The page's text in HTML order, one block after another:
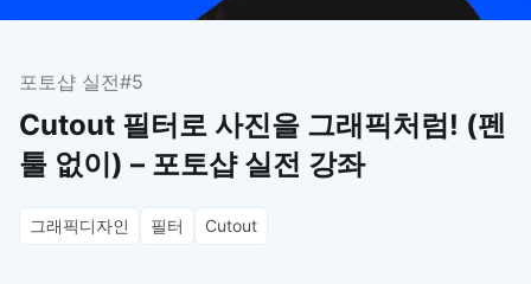
포토샵 실전#5
Cutout 필터로 사진을 그래픽처럼! (펜
툴 없이) – 포토샵 실전 강좌
그래픽디자인 필터 Cutout